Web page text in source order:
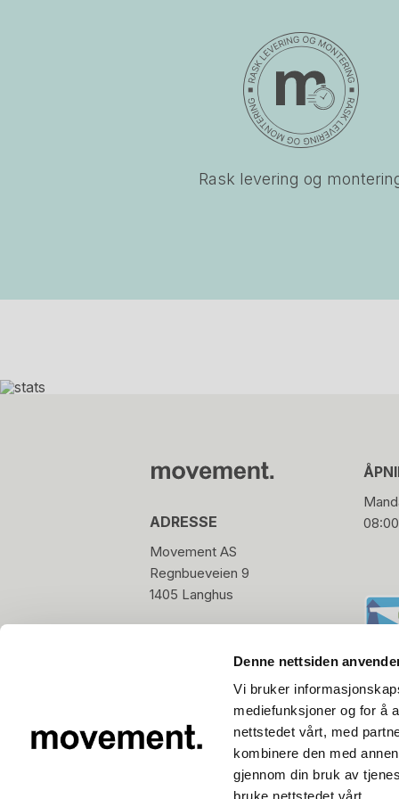
Denne nettsiden
Vi bruker
mediefunksjoner og for å
nettstedet vårt, med
kombinere den med
gjennom din bruk av
Rask levering og
ADRESSE
Movement AS
Regnbueveien 9
1405 Langhus
hello@movement.as